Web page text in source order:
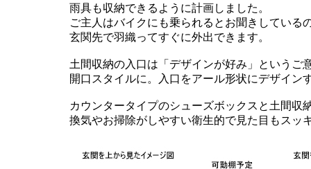
雨具も収納できるように計画しました。
ご主人はバイクにも乗られるとお聞きしている
玄関先で羽織ってすぐに外出できます。
土間収納の入口は「デザインが好み」というご
開口スタイルに。入口をアール形状にデザイン
カウンタータイプのシューズボックスと土間収
換気やお掃除がしやすい衛生的で見た目もスッ